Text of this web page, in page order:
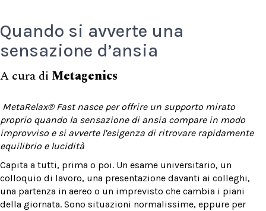
Quando si avverte una
sensazione d’ansia
A cura di Metagenics
MetaRelax® Fast nasce per offrire un supporto mirato
proprio quando la sensazione di ansia compare in modo
improvviso e si avverte l’esigenza di ritrovare rapidamente
equilibrio e lucidità
Capita a tutti, prima o poi. Un esame universitario, un
colloquio di lavoro, una presentazione davanti ai colleghi,
una partenza in aereo o un imprevisto che cambia i piani
della giornata. Sono situazioni normalissime, eppure per